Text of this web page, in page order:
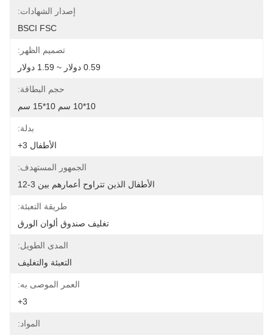
إصدار الشهادات:
BSCI FSC
تصميم الظهر:
0.59 دولار ~ 1.59 دولار
حجم البطاقة:
10*10 سم 10*15 سم
بدلة:
الأطفال 3+
الجمهور المستهدف:
الأطفال الذين تتراوح أعمارهم بين 3-12
طريقة التعبئة:
تغليف صندوق ألوان الورق
المدى الطويل:
التعبئة والتغليف
العمر الموصى به:
المواد: